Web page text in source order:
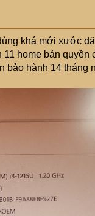
khá mới xước
home bản
bảo hành 14